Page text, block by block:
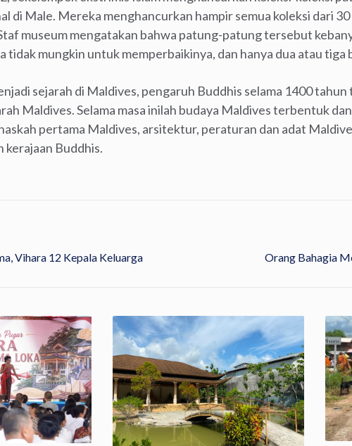
di Male. Mereka menghancurkan hampir semua koleksi dari
museum mengatakan bahwa patung-patung tersebut
tidak mungkin untuk memperbaikinya, dan hanya dua atau tiga
sejarah di Maldives, pengaruh Buddhis selama 1400
Maldives. Selama masa inilah budaya Maldives terbentuk
pertama Maldives, arsitektur, peraturan dan adat
kerajaan Buddhis.
Vihara 12 Kepala Keluarga Orang Bahagia